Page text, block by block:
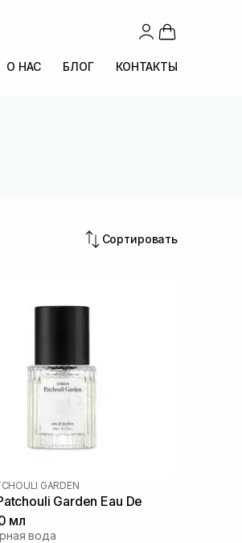
О НАС БЛОГ КОНТАКТЫ
Сортировать
GARDEN
Garden Eau De
мл
вода